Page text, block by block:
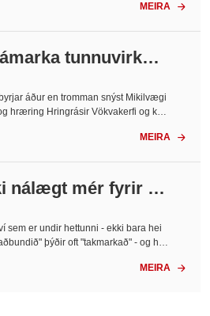
MEIRA 
tunnuvirkni
áður en tromman snýst Mikilvægi
hræring Hringrásir Vökvakerfi og kraf
vefsvæðis og síðasti mælirinn Að pakk
MEIRA 
nálægt mér fyrir ár
sem er undir hettunni - ekki bara hei
þýðir oft "takmarkað" - og hve
brúar bilið Hvernig á að velja - án þes
MEIRA 